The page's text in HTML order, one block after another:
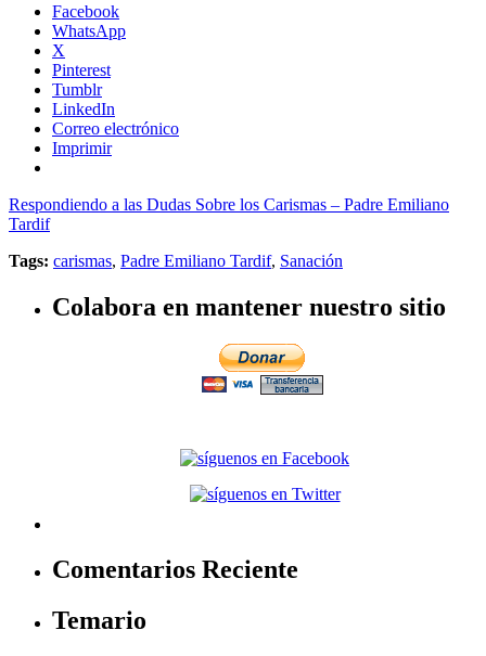
Facebook
WhatsApp
X
Pinterest
Tumblr
LinkedIn
Correo electrónico
Imprimir
Respondiendo a las Dudas Sobre los Carismas – Padre Emiliano
Tardif
Tags: carismas, Padre Emiliano Tardif, Sanación
Colabora en mantener nuestro sitio
Comentarios Reciente
Temario